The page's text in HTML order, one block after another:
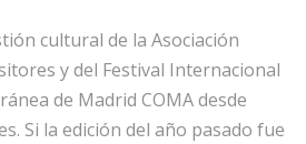
cultural de la Asociación
y del Festival Internacional
de Madrid COMA desde
Si la edición del año pasado fue